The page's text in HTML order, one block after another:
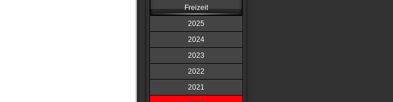
Freizeit
2025
2024
2023
2022
2021